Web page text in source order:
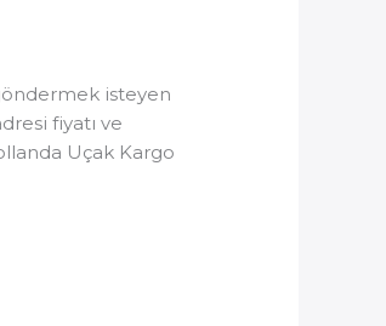
isteyen
fiyatı ve
Uçak Kargo